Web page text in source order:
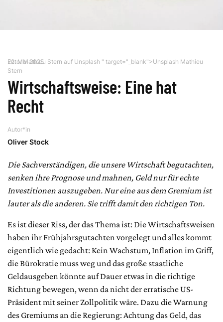
22. Mai 2025
Foto:Mathieu Stern auf Unsplash " target="_blank">Unsplash Mathieu
Stern
Wirtschaftsweise: Eine hat
Recht
Autor*in
Oliver Stock
Die Sachverständigen, die unsere Wirtschaft begutachten,
senken ihre Prognose und mahnen, Geld nur für echte
Investitionen auszugeben. Nur eine aus dem Gremium ist
lauter als die anderen. Sie trifft damit den richtigen Ton.
Es ist dieser Riss, der das Thema ist: Die Wirtschaftsweisen
haben ihr Frühjahrsgutachten vorgelegt und alles kommt
eigentlich wie gedacht: Kein Wachstum, Inflation im Griff,
die Bürokratie muss weg und das große staatliche
Geldausgeben könnte auf Dauer etwas in die richtige
Richtung bewegen, wenn da nicht der erratische US-
Präsident mit seiner Zollpolitik wäre. Dazu die Warnung
des Gremiums an die Regierung: Achtung das Geld, das